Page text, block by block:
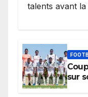
talents avant
sur